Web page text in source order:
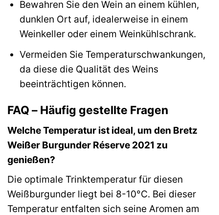
Bewahren Sie den Wein an einem kühlen,
dunklen Ort auf, idealerweise in einem
Weinkeller oder einem Weinkühlschrank.
Vermeiden Sie Temperaturschwankungen,
da diese die Qualität des Weins
beeinträchtigen können.
FAQ – Häufig gestellte Fragen
Welche Temperatur ist ideal, um den Bretz
Weißer Burgunder Réserve 2021 zu
genießen?
Die optimale Trinktemperatur für diesen
Weißburgunder liegt bei 8-10°C. Bei dieser
Temperatur entfalten sich seine Aromen am